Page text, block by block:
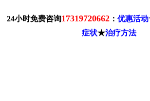
24小时免费咨询17319720662 ：优惠活动
症状★治疗方法